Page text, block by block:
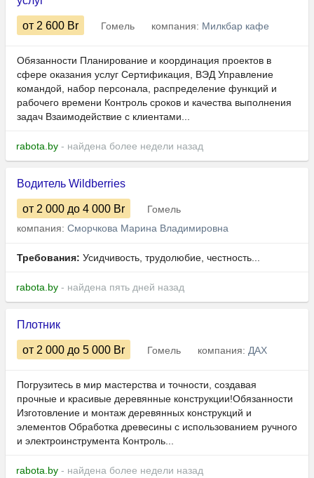
от 2 600 Br Гомель компания: Милкбар кафе
Обязанности Планирование и координация проектов в
сфере оказания услуг Сертификация, ВЭД Управление
командой, набор персонала, распределение функций и
рабочего времени Контроль сроков и качества выполнения
задач Взаимодействие с клиентами...
rabota.by - найдена более недели назад
Водитель Wildberries
от 2 000 до 4 000 Br
Гомель
компания: Сморчкова Марина Владимировна
Требования: Усидчивость, трудолюбие, честность...
rabota.by - найдена пять дней назад
Плотник
от 2 000 до 5 000 Br Гомель компания: ДАХ
Погрузитесь в мир мастерства и точности, создавая
прочные и красивые деревянные конструкции!Обязанности
Изготовление и монтаж деревянных конструкций и
элементов Обработка древесины с использованием ручного
и электроинструмента Контроль...
rabota.by - найдена более недели назад